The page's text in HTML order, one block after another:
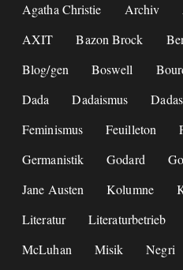
Agatha Christie Archiv
AXIT
Bazon Brock
Blog/gen
Boswell
Dada
Dadaismus
Feminismus
Feuilleton
Germanistik
Godard
Jane Austen
Kolumne
Literatur
Literaturbetrieb
McLuhan
Misik Negri